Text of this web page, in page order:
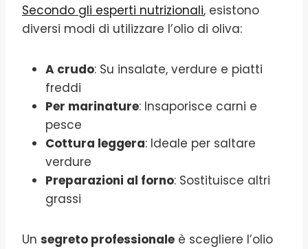
Secondo gli esperti nutrizionali, esistono
diversi modi di utilizzare l’olio di oliva:
A crudo: Su insalate, verdure e piatti
freddi
Per marinature: Insaporisce carni e
pesce
Cottura leggera: Ideale per saltare
verdure
Preparazioni al forno: Sostituisce altri
grassi
Un segreto professionale è scegliere l’olio